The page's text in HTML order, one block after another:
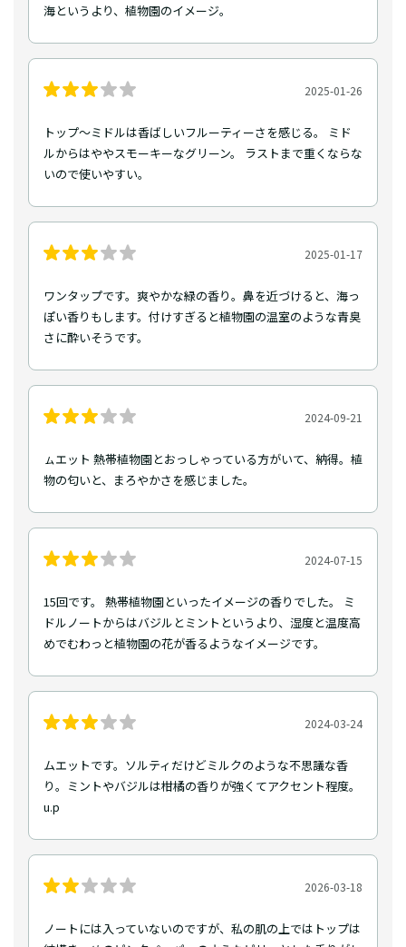
海というより、植物園のイメージ。
2025-01-26
トップ〜ミドルは香ばしいフルーティーさを感じる。 ミド
ルからはややスモーキーなグリーン。 ラストまで重くならな
いので使いやすい。
2025-01-17
ワンタップです。爽やかな緑の香り。鼻を近づけると、海っ
ぽい香りもします。付けすぎると植物園の温室のような青臭
さに酔いそうです。
2024-09-21
ㇺエット 熱帯植物園とおっしゃっている方がいて、納得。植
物の匂いと、まろやかさを感じました。
2024-07-15
15回です。 熱帯植物園といったイメージの香りでした。 ミ
ドルノートからはバジルとミントというより、湿度と温度高
めでむわっと植物園の花が香るようなイメージです。
2024-03-24
ムエットです。ソルティだけどミルクのような不思議な香
り。ミントやバジルは柑橘の香りが強くてアクセント程度。
u.p
2026-03-18
ノートには入っていないのですが、私の肌の上ではトップは